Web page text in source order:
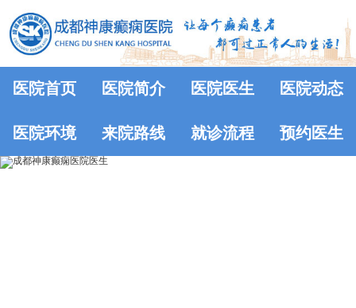
医院首页 医院简介 医院医生 医院动态
医院环境 来院路线 就诊流程 预约医生